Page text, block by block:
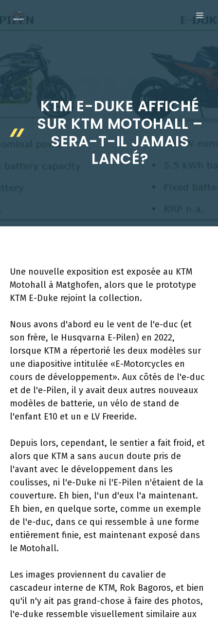
au
KTM E-DUKE AFFICHÉ
SUR KTM MOTOHALL –
SERA-T-IL JAMAIS
LANCÉ?
Une nouvelle exposition est exposée au KTM
Motohall à Matghofen, alors que le prototype
KTM E-Duke rejoint la collection.
Nous avons d'abord eu le vent de l'e-duc (et
son frère, le Husqvarna E-Pilen) en 2022,
lorsque KTM a répertorié les deux modèles sur
une diapositive intitulée «E-Motorcycles en
cours de développement». Aux côtés de l'e-duc
et de l'e-Pilen, il y avait deux autres nouveaux
modèles de batterie, un vélo de stand de
l'enfant E10 et un e LV Freeride.
Depuis lors, cependant, le sentier a fait froid, et
alors que KTM a sans aucun doute pris de
l'avant avec le développement dans les
coulisses, ni l'e-Duke ni l'E-Pilen n'étaient de la
couverture. Eh bien, l'un d'eux l'a maintenant.
Eh bien, en quelque sorte, comme un exemple
de l'e-duc, dans ce qui ressemble à une forme
entièrement finie, est maintenant exposé dans
le Motohall.
Les images proviennent du cavalier de
cascadeur interne de KTM, Rok Bagoros, et bien
qu'il n'y ait pas grand-chose à faire des photos,
l'e-duke ressemble visuellement similaire aux